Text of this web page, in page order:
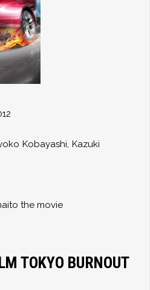
Kobayashi,Kazuki
the movie
TOKYO BURNOUT